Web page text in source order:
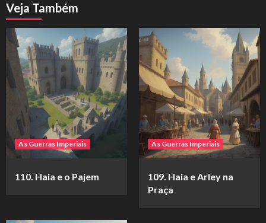
Veja Também
As Guerras Imperiais
110. Haia e o Pajem
As Guerras Imperiais
109. Haia e Arley na
Praça